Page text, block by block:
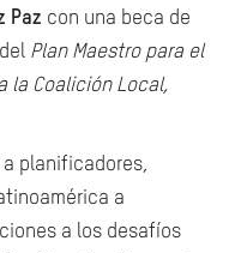
Paz con una beca de
Plan Maestro para el
la Coalición Local,
a planificadores,
a
a los desafíos